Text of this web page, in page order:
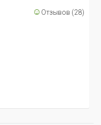
В корзину